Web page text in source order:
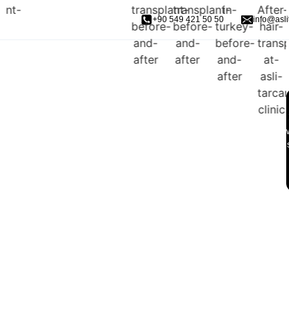
+90 549 421 50 50